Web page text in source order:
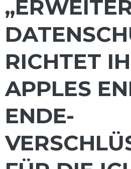
RICHTET
APPLES
ENDE-